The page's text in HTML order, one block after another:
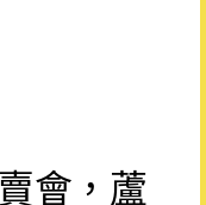
會，蘆